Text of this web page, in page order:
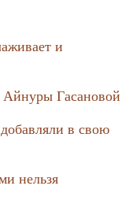
и
Айнуры Гасановой
в свою
нельзя